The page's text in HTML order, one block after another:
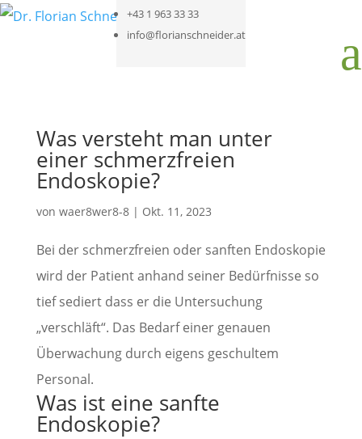
+43 1 963 33 33
info@florianschneider.at
a
Was versteht man unter
einer schmerzfreien
Endoskopie?
von waer8wer8-8| Okt. 11, 2023
Bei der schmerzfreien oder sanften Endoskopie
wird der Patient anhand seiner Bedürfnisse so
tief sediert dass er die Untersuchung
„verschläft“. Das Bedarf einer genauen
Überwachung durch eigens geschultem
Personal.
Was ist eine sanfte
Endoskopie?